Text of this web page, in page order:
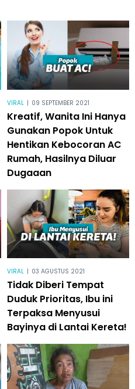
VIRAL | 09 SEPTEMBER 2021
Kreatif, Wanita Ini Hanya
Gunakan Popok Untuk
Hentikan Kebocoran AC
Rumah, Hasilnya Diluar
Dugaaan
VIRAL | 03 AGUSTUS 2021
Tidak Diberi Tempat
Duduk Prioritas, Ibu ini
Terpaksa Menyusui
Bayinya di Lantai Kereta!